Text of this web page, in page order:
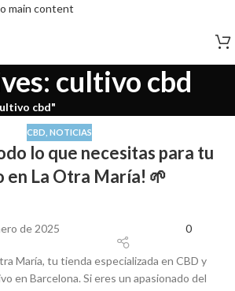
main content
cultivo cbd
cbd"
CBD NOTICIAS
lo que necesitas para tu
en La Otra María! 🌱
de 2025 0
María, tu tienda especializada en CBD y
en Barcelona. Si eres un apasionado del